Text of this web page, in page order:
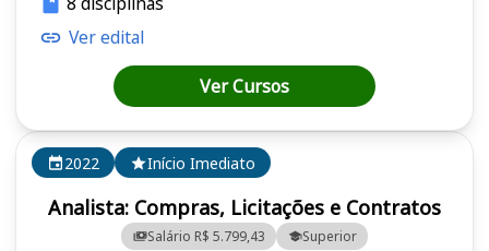
2022 Início Imediato
Analista: Compras, Licitações e Contratos
Salário R$ 5.799,43 Superior
Ver edital
Ver Cursos